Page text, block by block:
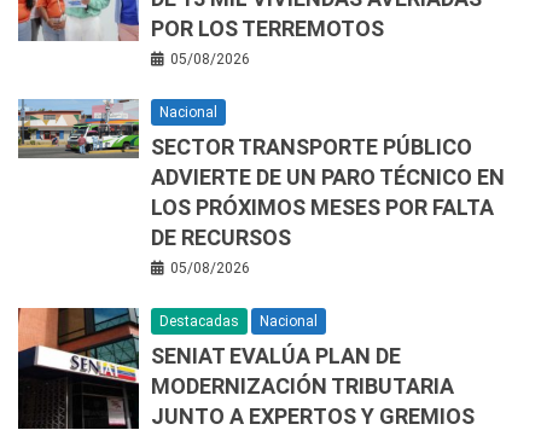
POR LOS TERREMOTOS
05/08/2026
Nacional
SECTOR TRANSPORTE PÚBLICO
ADVIERTE DE UN PARO TÉCNICO EN
LOS PRÓXIMOS MESES POR FALTA
DE RECURSOS
05/08/2026
Destacadas Nacional
SENIAT EVALÚA PLAN DE
MODERNIZACIÓN TRIBUTARIA
JUNTO A EXPERTOS Y GREMIOS